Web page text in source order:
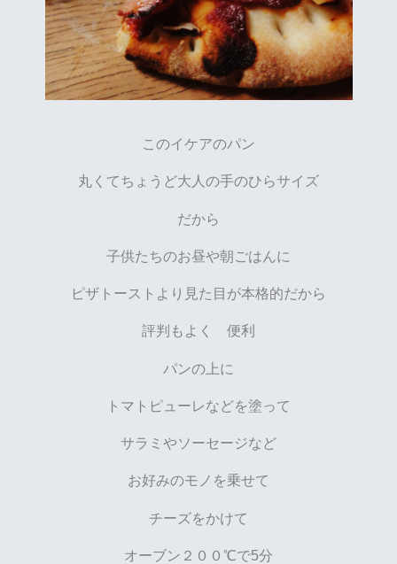
このイケアのパン
丸くてちょうど大人の手のひらサイズ
だから
子供たちのお昼や朝ごはんに
ピザトーストより見た目が本格的だから
評判もよく 便利
パンの上に
トマトピューレなどを塗って
サラミやソーセージなど
お好みのモノを乗せて
チーズをかけて
オーブン２００℃で5分